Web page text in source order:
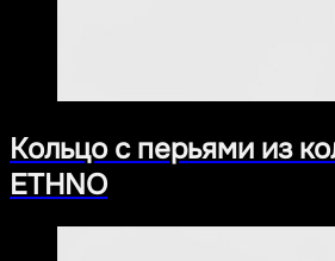
Кольцо с перьями из
ETHNO